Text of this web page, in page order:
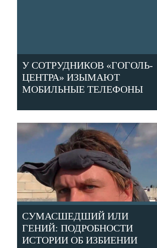
У СОТРУДНИКОВ «ГОГОЛЬ-
ЦЕНТРА» ИЗЫМАЮТ
МОБИЛЬНЫЕ ТЕЛЕФОНЫ
СУМАСШЕДШИЙ ИЛИ
ГЕНИЙ: ПОДРОБНОСТИ
ИСТОРИИ ОБ ИЗБИЕНИИ